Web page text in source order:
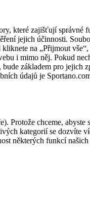
které zajišťují správné
jejich účinnosti.
na „Přijmout
i mimo něj. Pokud
základem pro jejich
údajů je
Protože chceme,
kategorií se dozvíte
některých funkcí našich